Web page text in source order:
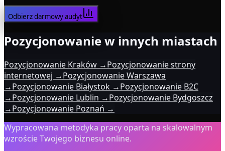
Odbierz darmowy audyt
Pozycjonowanie w innych miastach
Pozycjonowanie Kraków →Pozycjonowanie strony
internetowej →Pozycjonowanie Warszawa
→Pozycjonowanie Białystok →Pozycjonowanie B2C
→Pozycjonowanie Lublin →Pozycjonowanie Bydgoszcz
→Pozycjonowanie Poznań →
Wypracowana metodyka pracy oparta na skalowalnym
wzroście Twojego biznesu online.